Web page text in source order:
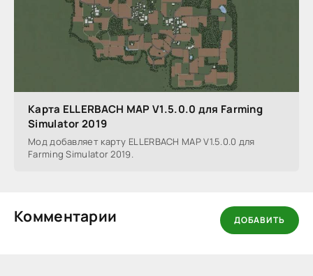
Карта ELLERBACH MAP V1.5.0.0 для Farming
Simulator 2019
Мод добавляет карту ELLERBACH MAP V1.5.0.0 для
Farming Simulator 2019.
Комментарии ДОБАВИТЬ